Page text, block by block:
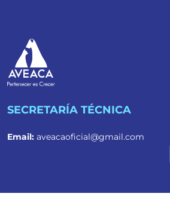
SECRETARÍA TÉCNICA
Email: aveacaoficial@gmail.com